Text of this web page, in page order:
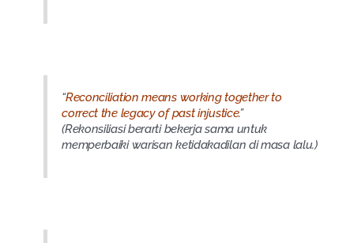
“Reconciliation means working together to
correct the legacy of past injustice.”
(Rekonsiliasi berarti bekerja sama untuk
memperbaiki warisan ketidakadilan di masa lalu.)